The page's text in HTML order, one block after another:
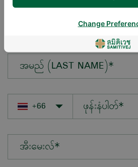
အမည် (FIRST NAME)*
အမည် (LAST NAME)*
အီးမေးလ်*
Change